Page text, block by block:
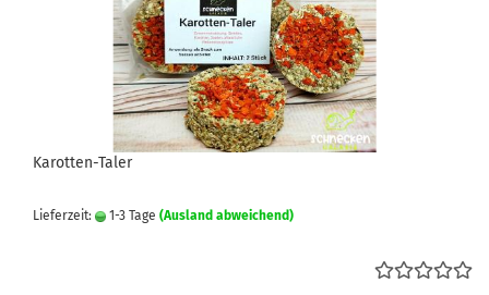
Karotten-Taler
Lieferzeit: 1-3 Tage (Ausland abweichend)